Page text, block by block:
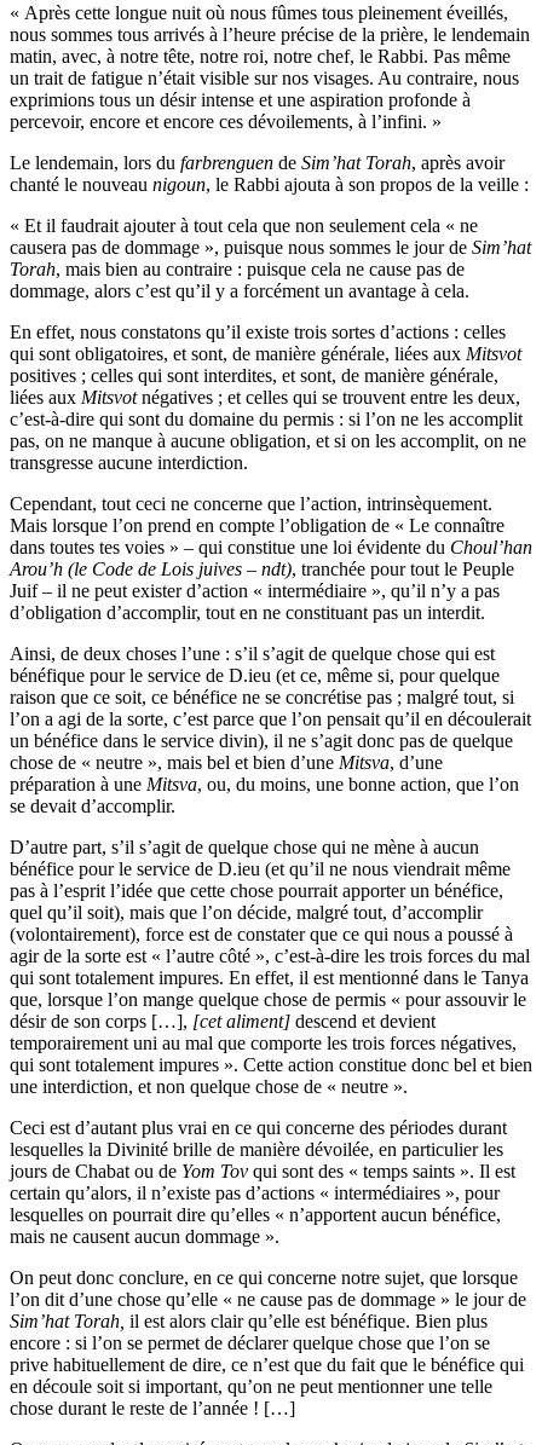
« Après cette longue nuit où nous fûmes tous pleinement éveillés,
nous sommes tous arrivés à l’heure précise de la prière, le lendemain
matin, avec, à notre tête, notre roi, notre chef, le Rabbi. Pas même
un trait de fatigue n’était visible sur nos visages. Au contraire, nous
exprimions tous un désir intense et une aspiration profonde à
percevoir, encore et encore ces dévoilements, à l’infini. »
Le lendemain, lors du farbrenguen de Sim’hat Torah, après avoir
chanté le nouveau nigoun, le Rabbi ajouta à son propos de la veille :
« Et il faudrait ajouter à tout cela que non seulement cela « ne
causera pas de dommage », puisque nous sommes le jour de Sim’hat
Torah, mais bien au contraire : puisque cela ne cause pas de
dommage, alors c’est qu’il y a forcément un avantage à cela.
En effet, nous constatons qu’il existe trois sortes d’actions : celles
qui sont obligatoires, et sont, de manière générale, liées aux Mitsvot
positives ; celles qui sont interdites, et sont, de manière générale,
liées aux Mitsvotnégatives ; et celles qui se trouvent entre les deux,
c’est-à-dire qui sont du domaine du permis : si l’on ne les accomplit
pas, on ne manque à aucune obligation, et si on les accomplit, on ne
transgresse aucune interdiction.
Cependant, tout ceci ne concerne que l’action, intrinsèquement.
Mais lorsque l’on prend en compte l’obligation de « Le connaître
dans toutes tes voies » – qui constitue une loi évidente du Choul’han
Arou’h (le Code de Lois juives – ndt), tranchée pour tout le Peuple
Juif – il ne peut exister d’action « intermédiaire », qu’il n’y a pas
d’obligation d’accomplir, tout en ne constituant pas un interdit.
Ainsi, de deux choses l’une : s’il s’agit de quelque chose qui est
bénéfique pour le service de D.ieu (et ce, même si, pour quelque
raison que ce soit, ce bénéfice ne se concrétise pas ; malgré tout, si
l’on a agi de la sorte, c’est parce que l’on pensait qu’il en découlerait
un bénéfice dans le service divin), il ne s’agit donc pas de quelque
chose de « neutre », mais bel et bien d’une Mitsva, d’une
préparation à une Mitsva, ou, du moins, une bonne action, que l’on
se devait d’accomplir.
D’autre part, s’il s’agit de quelque chose qui ne mène à aucun
bénéfice pour le service de D.ieu (et qu’il ne nous viendrait même
pas à l’esprit l’idée que cette chose pourrait apporter un bénéfice,
quel qu’il soit), mais que l’on décide, malgré tout, d’accomplir
(volontairement), force est de constater que ce qui nous a poussé à
agir de la sorte est « l’autre côté », c’est-à-dire les trois forces du mal
qui sont totalement impures. En effet, il est mentionné dans le Tanya
que, lorsque l’on mange quelque chose de permis « pour assouvir le
désir de son corps […], [cet aliment] descend et devient
temporairement uni au mal que comporte les trois forces négatives,
qui sont totalement impures ». Cette action constitue donc bel et bien
une interdiction, et non quelque chose de « neutre ».
Ceci est d’autant plus vrai en ce qui concerne des périodes durant
lesquelles la Divinité brille de manière dévoilée, en particulier les
jours de Chabat ou de Yom Tov qui sont des « temps saints ». Il est
certain qu’alors, il n’existe pas d’actions « intermédiaires », pour
lesquelles on pourrait dire qu’elles « n’apportent aucun bénéfice,
mais ne causent aucun dommage ».
On peut donc conclure, en ce qui concerne notre sujet, que lorsque
l’on dit d’une chose qu’elle « ne cause pas de dommage » le jour de
Sim’hat Torah, il est alors clair qu’elle est bénéfique. Bien plus
encore : si l’on se permet de déclarer quelque chose que l’on se
prive habituellement de dire, ce n’est que du fait que le bénéfice qui
en découle soit si important, qu’on ne peut mentionner une telle
chose durant le reste de l’année ! […]